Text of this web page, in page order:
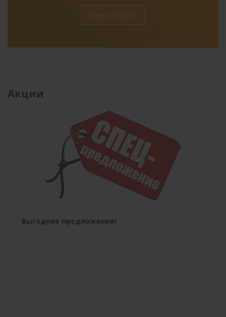
Задать вопрос
Акции
Выгодное предложение!